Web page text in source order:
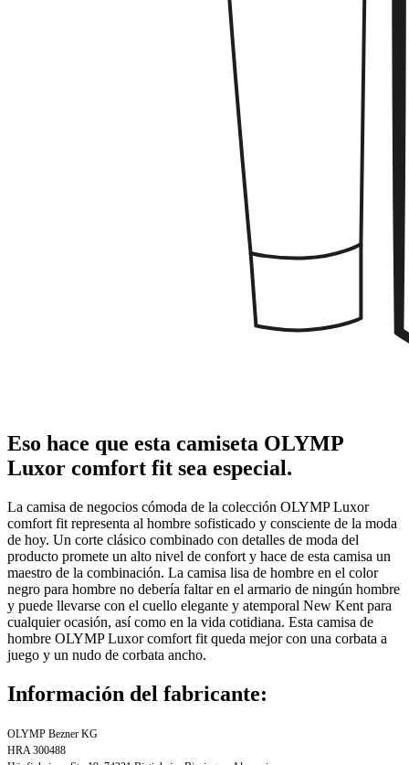
Eso hace que esta camiseta OLYMP
Luxor comfort fit sea especial.
La camisa de negocios cómoda de la colección OLYMP Luxor
comfort fit representa al hombre sofisticado y consciente de la moda
de hoy. Un corte clásico combinado con detalles de moda del
producto promete un alto nivel de confort y hace de esta camisa un
maestro de la combinación. La camisa lisa de hombre en el color
negro para hombre no debería faltar en el armario de ningún hombre
y puede llevarse con el cuello elegante y atemporal New Kent para
cualquier ocasión, así como en la vida cotidiana. Esta camisa de
hombre OLYMP Luxor comfort fit queda mejor con una corbata a
juego y un nudo de corbata ancho.
Información del fabricante:
OLYMP Bezner KG
HRA 300488